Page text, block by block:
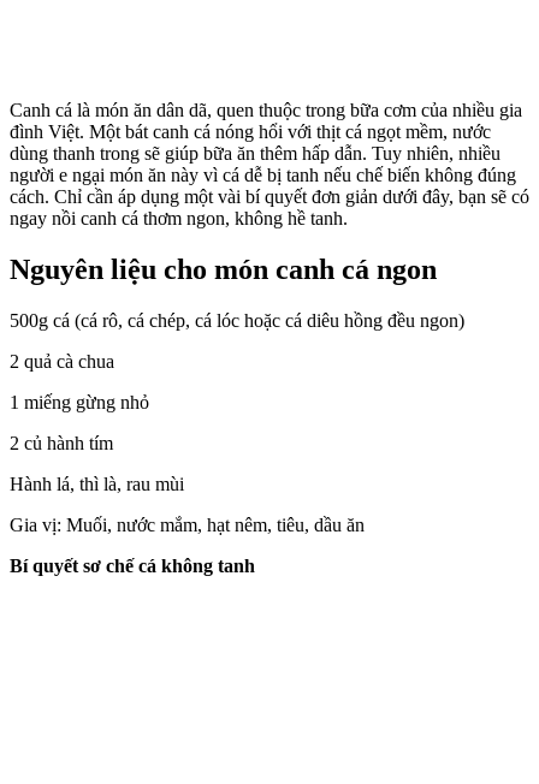
Canh cá là món ăn dân dã, quen thuộc trong bữa cơm của nhiều gia
đình Việt. Một bát canh cá nóng hổi với thịt cá ngọt mềm, nước
dùng thanh trong sẽ giúp bữa ăn thêm hấp dẫn. Tuy nhiên, nhiều
người e ngại món ăn này vì cá dễ bị tanh nếu chế biến không đúng
cách. Chỉ cần áp dụng một vài bí quyết đơn giản dưới đây, bạn sẽ có
ngay nồi canh cá thơm ngon, không hề tanh.
Nguyên liệu cho món canh cá ngon
500g cá (cá rô, cá chép, cá lóc hoặc cá diêu hồng đều ngon)
2 quả cà chua
1 miếng gừng nhỏ
2 củ hành tím
Hành lá, thì là, rau mùi
Gia vị: Muối, nước mắm, hạt nêm, tiêu, dầu ăn
Bí quyết sơ chế cá không tanh